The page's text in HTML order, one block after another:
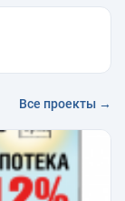
Все проекты →